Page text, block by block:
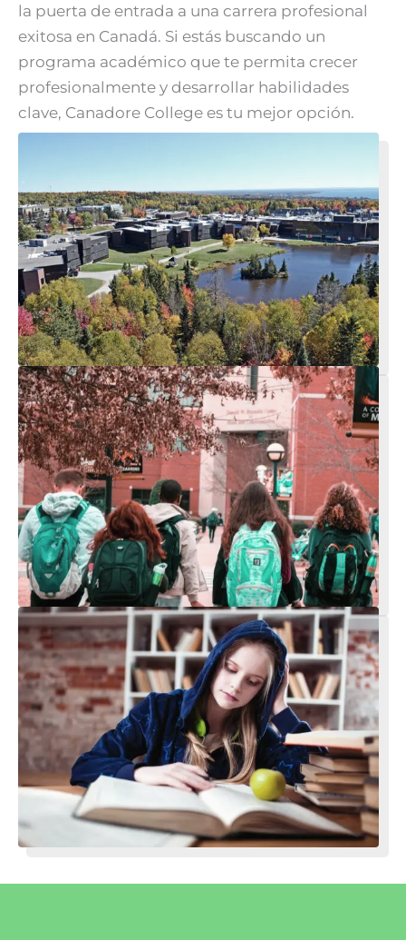
la puerta de entrada a una carrera profesional
exitosa en Canadá. Si estás buscando un
programa académico que te permita crecer
profesionalmente y desarrollar habilidades
clave, Canadore College es tu mejor opción.